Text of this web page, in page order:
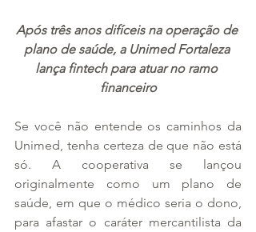
Após três anos difíceis na operação de
plano de saúde, a Unimed Fortaleza
lança fintech para atuar no ramo
financeiro
Se você não entende os caminhos da
Unimed, tenha certeza de que não está
só. A cooperativa se lançou
originalmente como um plano de
saúde, em que o médico seria o dono,
para afastar o caráter mercantilista da